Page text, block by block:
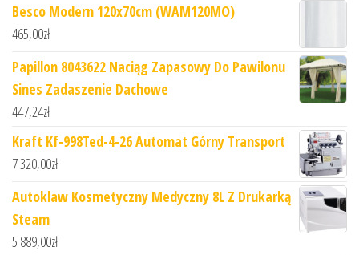
Besco Modern 120x70cm (WAM120MO)
465,00zł
Papillon 8043622 Naciąg Zapasowy Do Pawilonu
Sines Zadaszenie Dachowe
447,24zł
Kraft Kf-998Ted-4-26 Automat Górny Transport
7 320,00zł
Autoklaw Kosmetyczny Medyczny 8L Z Drukarką
Steam
5 889,00zł